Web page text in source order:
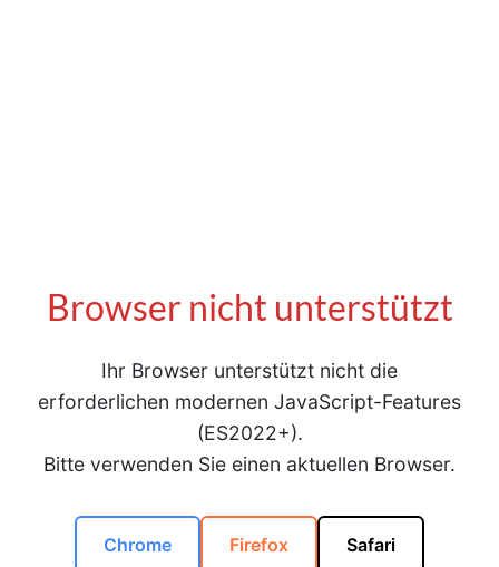
Browser nicht unterstützt
Ihr Browser unterstützt nicht die
erforderlichen modernen JavaScript-Features
(ES2022+).
Bitte verwenden Sie einen aktuellen Browser.
Chrome Firefox Safari